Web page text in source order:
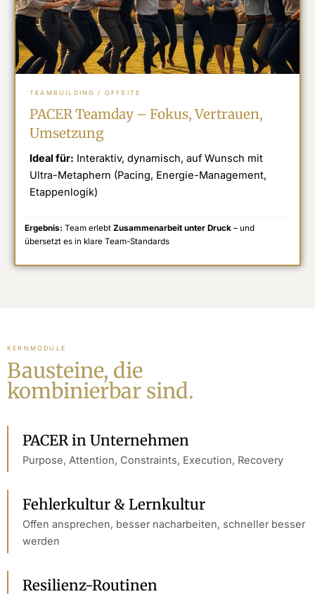
TEAMBUILDING / OFFSITE
PACER Teamday – Fokus, Vertrauen,
Umsetzung
Ideal für: Interaktiv, dynamisch, auf Wunsch mit
Ultra-Metaphern (Pacing, Energie-Management,
Etappenlogik)
Ergebnis: Team erlebt Zusammenarbeit unter Druck – und
übersetzt es in klare Team-Standards
KERNMODULE
Bausteine, die
kombinierbar sind.
PACER in Unternehmen
Purpose, Attention, Constraints, Execution, Recovery
Fehlerkultur & Lernkultur
Offen ansprechen, besser nacharbeiten, schneller besser
werden
Resilienz-Routinen